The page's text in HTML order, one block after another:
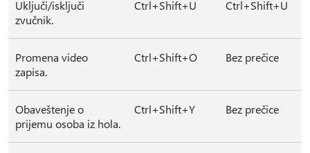
Uključi/isključi
zvučnik.
Ctrl+Shift+U Ctrl+Shift+U
Promena video
zapisa.
Ctrl+Shift+O Bez prečice
Obaveštenje o
prijemu osoba iz hola.
Ctrl+Shift+Y Bez prečice